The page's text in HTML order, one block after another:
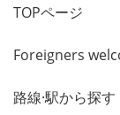
TOPページ
Foreigners
路線·駅から探す